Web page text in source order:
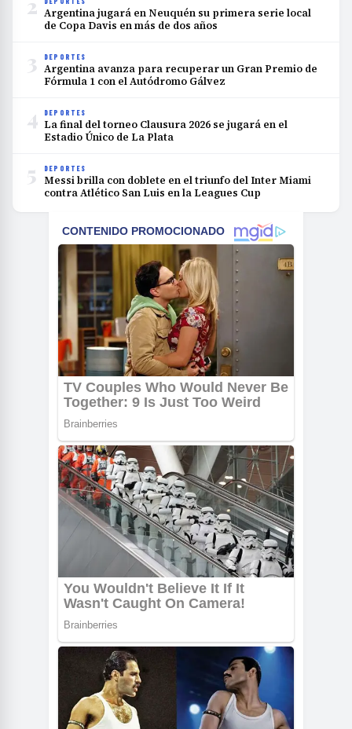
2 Argentina jugará en Neuquén su primera serie local
de Copa Davis en más de dos años
3 DEPORTES
Argentina avanza para recuperar un Gran Premio de
Fórmula 1 con el Autódromo Gálvez
4 DEPORTES
La final del torneo Clausura 2026 se jugará en el
Estadio Único de La Plata
5 DEPORTES
Messi brilla con doblete en el triunfo del Inter Miami
contra Atlético San Luis en la Leagues Cup